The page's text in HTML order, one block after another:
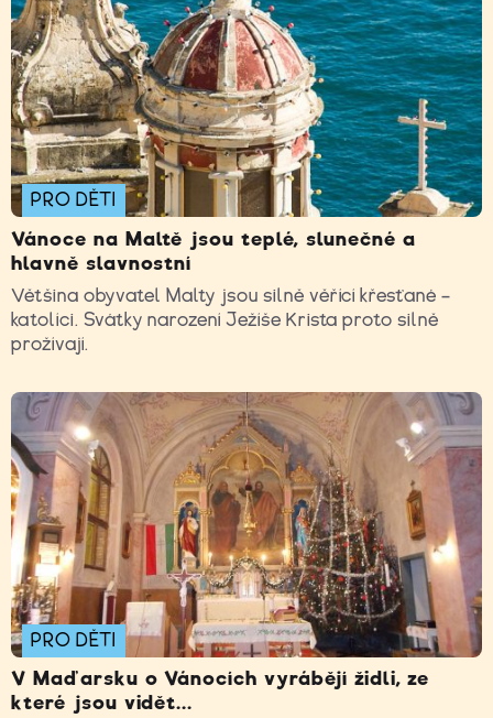
PRO DĚTI
Vánoce na Maltě jsou teplé, slunečné a
hlavně slavnostní
Většina obyvatel Malty jsou silně věřící křesťané –
katolíci. Svátky narození Ježíše Krista proto silně
prožívají.
PRO DĚTI
V Maďarsku o Vánocích vyrábějí židli, ze
které jsou vidět...